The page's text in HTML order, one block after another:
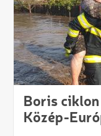
Boris
Közép-